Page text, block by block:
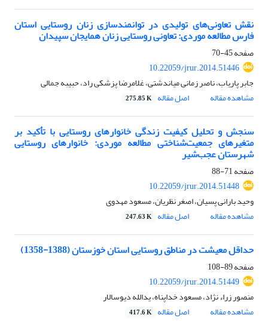
نقش تعاونی‌های تولیدی در توانمندسازی زنان روستایی استان
فارس مطالعه موردی: تعاونی روستایی زنان همایجان سپیدان
صفحه45-70
10.22059/jrur.2014.51446
جابر پاریاب، ناصر زمانی میاندشتی، غلامرضا پزشکی راد، حبیبه جمالی
مشاهده مقاله
اصل مقاله 275.85 K
سنجش و تحلیل کیفیت زندگی خانوارهای روستایی با تأکید بر
متغیرهای جمعیت‌شناختی مطالعه موردی: خانوارهای روستایی
شهرستان عجب‌شیر
صفحه71-88
10.22059/jrur.2014.51448
وحید بارانی پسیان، اصغر نظریان، مسعود مهدوی
مشاهده مقاله
اصل مقاله 247.63 K
حداقل معیشت در مناطق روستایی استان خوزستان (1388-1358)
صفحه89-108
10.22059/jrur.2014.51449
منصور زراء نژاد، مسعود خداپناه، یدالله دیوسالار
مشاهده مقاله
اصل مقاله 417.6 K